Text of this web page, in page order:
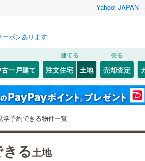
Yahoo! JAPAN
ーポンあります
一戸建て
建てる
注文住宅 土地
売る
売却査定
学予約できる物件一覧
る土地
城 秋田 山形
玉 千葉
富山
灘区(19)
須磨区(19)
中央区 3)
尼崎市
福知山線(166)
播但線(15)
山陰本線(1)
(1) 山の街 (0) (0)
角地（4）
整形地（2）
第一種低層住居専用地域
索条件を保存しました
件通知は、 マイページから設定できます。
有馬線、価格未定を含む、建築条件付
、見学予約できる物件